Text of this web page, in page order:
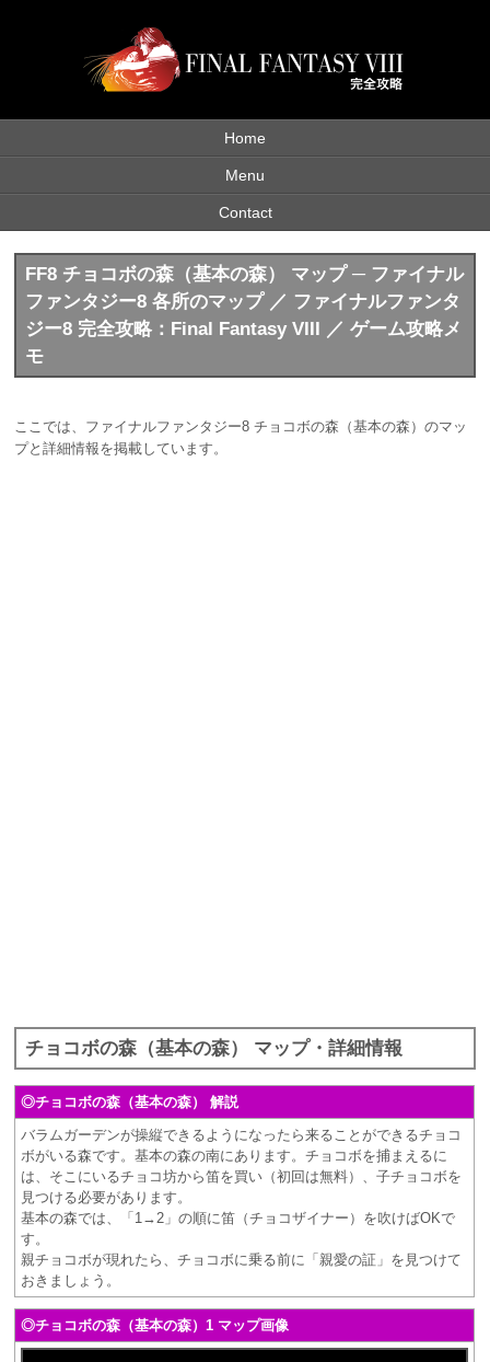
Home
Menu
Contact
FF8 チョコボの森（基本の森） マップ ─ ファイナル
ファンタジー8 各所のマップ ／ ファイナルファンタ
ジー8 完全攻略：Final Fantasy VIII ／ ゲーム攻略メ
モ
ここでは、ファイナルファンタジー8 チョコボの森（基本の森）のマッ
プと詳細情報を掲載しています。
チョコボの森（基本の森） マップ・詳細情報
◎チョコボの森（基本の森） 解説
バラムガーデンが操縦できるようになったら来ることができるチョコ
ボがいる森です。基本の森の南にあります。チョコボを捕まえるに
は、そこにいるチョコ坊から笛を買い（初回は無料）、子チョコボを
見つける必要があります。
基本の森では、「1→2」の順に笛（チョコザイナー）を吹けばOKで
す。
親チョコボが現れたら、チョコボに乗る前に「親愛の証」を見つけて
おきましょう。
◎チョコボの森（基本の森）1 マップ画像